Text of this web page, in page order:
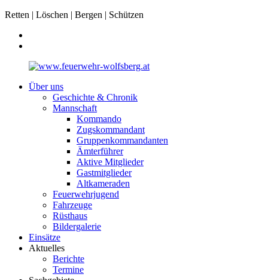
Retten | Löschen | Bergen | Schützen
Über uns
Geschichte & Chronik
Mannschaft
Kommando
Zugskommandant
Gruppenkommandanten
Ämterführer
Aktive Mitglieder
Gastmitglieder
Altkameraden
Feuerwehrjugend
Fahrzeuge
Rüsthaus
Bildergalerie
Einsätze
Aktuelles
Berichte
Termine